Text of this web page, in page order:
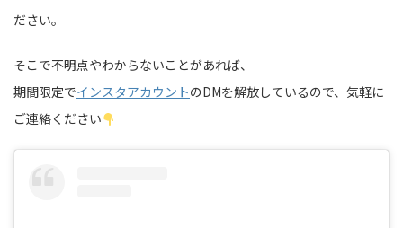
ださい。
そこで不明点やわからないことがあれば、
期間限定でインスタアカウントのDMを解放しているので、気軽に
ご連絡ください